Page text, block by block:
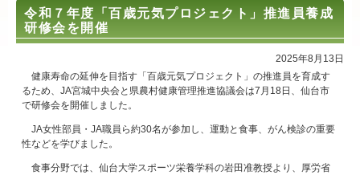
ＪＡ直売所・介護施設マップ 新着・重要なお知らせ一覧
令和７年度「百歳元気プロジェクト」推進員養成
研修会を開催
2025年8月13日
健康寿命の延伸を目指す「百歳元気プロジェクト」の推進員を育成す
るため、JA宮城中央会と県農村健康管理推進協議会は7月18日、仙台市
で研修会を開催しました。
JA女性部員・JA職員ら約30名が参加し、運動と食事、がん検診の重要
性などを学びました。
食事分野では、仙台大学スポーツ栄養学科の岩田准教授より、厚労省